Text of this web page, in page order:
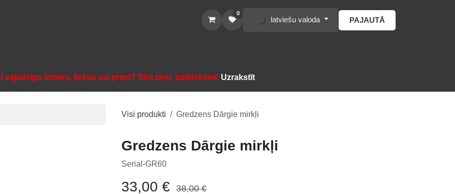
latviešu valoda PAJAUTĀ
vajadzīgo izmēru, krāsu vai preci? Sūti ziņu, palīdzēsim!Uzrakstīt
Visi produkti Gredzens Dārgie mirkļi
Gredzens Dārgie mirkļi
Serial-GR60
33,00 € 38,00€